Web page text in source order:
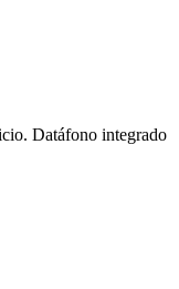
Datáfono integrado